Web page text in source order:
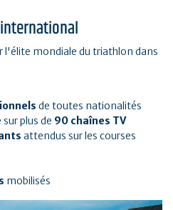
l'élite mondiale du triathlon dans
de toutes nationalités
plus de 90 chaînes TV
attendus sur les courses
mobilisés